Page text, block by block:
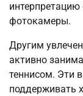
фотокамеры.
Другим
активно
теннисом. Эти
поддерживать